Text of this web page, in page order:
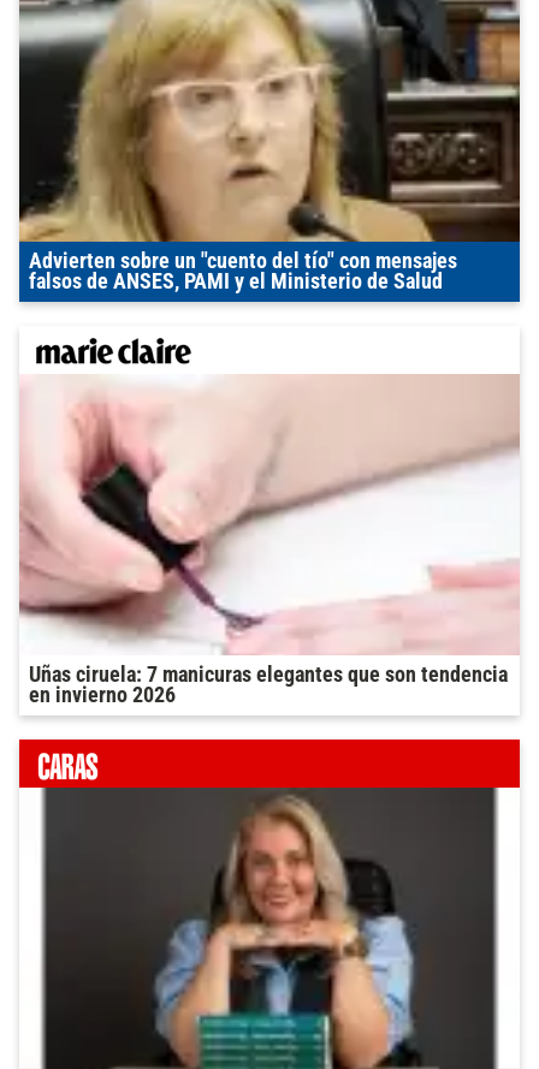
Advierten sobre un "cuento del tío" con mensajes
falsos de ANSES, PAMI y el Ministerio de Salud
Uñas ciruela: 7 manicuras elegantes que son tendencia
en invierno 2026